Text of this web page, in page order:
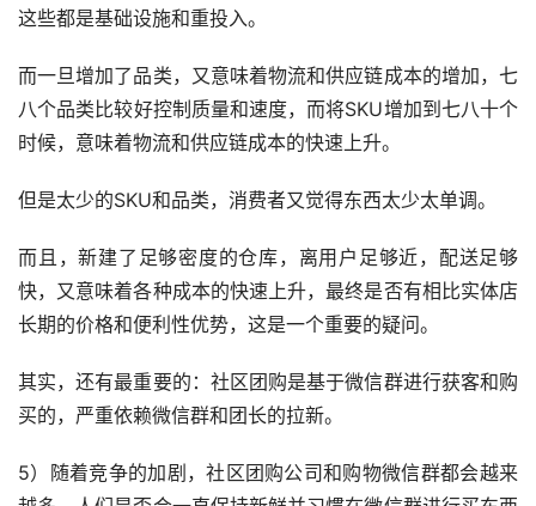
这些都是基础设施和重投入。
而一旦增加了品类，又意味着物流和供应链成本的增加，七
八个品类比较好控制质量和速度，而将SKU增加到七八十个
时候，意味着物流和供应链成本的快速上升。
但是太少的SKU和品类，消费者又觉得东西太少太单调。
而且，新建了足够密度的仓库，离用户足够近，配送足够
快，又意味着各种成本的快速上升，最终是否有相比实体店
长期的价格和便利性优势，这是一个重要的疑问。
其实，还有最重要的：社区团购是基于微信群进行获客和购
买的，严重依赖微信群和团长的拉新。
5）随着竞争的加剧，社区团购公司和购物微信群都会越来